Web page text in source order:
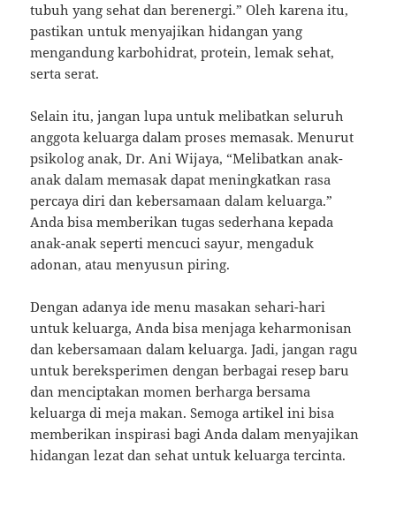
tubuh yang sehat dan berenergi.” Oleh karena itu,
pastikan untuk menyajikan hidangan yang
mengandung karbohidrat, protein, lemak sehat,
serta serat.
Selain itu, jangan lupa untuk melibatkan seluruh
anggota keluarga dalam proses memasak. Menurut
psikolog anak, Dr. Ani Wijaya, “Melibatkan anak-
anak dalam memasak dapat meningkatkan rasa
percaya diri dan kebersamaan dalam keluarga.”
Anda bisa memberikan tugas sederhana kepada
anak-anak seperti mencuci sayur, mengaduk
adonan, atau menyusun piring.
Dengan adanya ide menu masakan sehari-hari
untuk keluarga, Anda bisa menjaga keharmonisan
dan kebersamaan dalam keluarga. Jadi, jangan ragu
untuk bereksperimen dengan berbagai resep baru
dan menciptakan momen berharga bersama
keluarga di meja makan. Semoga artikel ini bisa
memberikan inspirasi bagi Anda dalam menyajikan
hidangan lezat dan sehat untuk keluarga tercinta.